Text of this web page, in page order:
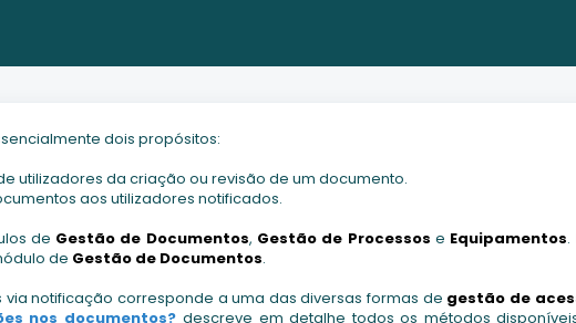
dois propósitos:
utilizadores da criação ou revisão de um documento.
aos utilizadores notificados.
de Gestão de Documentos, Gestão de Processos e Equipamentos.
de Gestão de Documentos.
notificação corresponde a uma das diversas formas de gestão de
nos documentos? descreve em detalhe todos os métodos